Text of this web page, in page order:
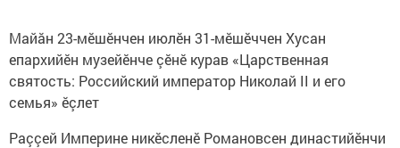
Майăн 23-мӗшӗнчен июлӗн 31-мӗшӗччен Хусан
епархийӗн музейӗнче çӗнӗ курав «Царственная
святость: Российский император Николай II и его
семья» ӗçлет
Раççей Империне никӗсленӗ Романовсен династийӗнчи